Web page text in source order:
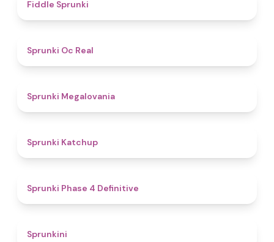
Fiddle Sprunki
Sprunki Oc Real
Sprunki Megalovania
Sprunki Katchup
Sprunki Phase 4 Definitive
Sprunkini